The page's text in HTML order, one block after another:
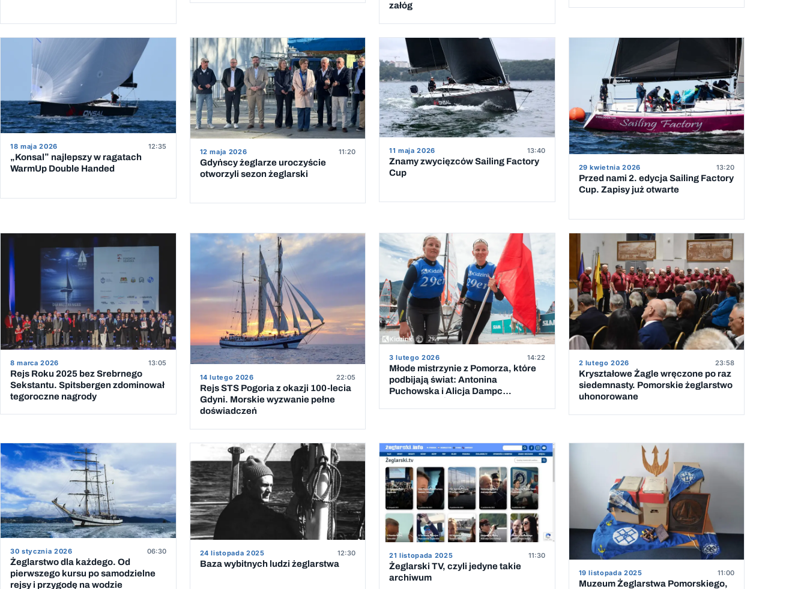
załóg
18 maja 2026 12:35
„Konsal” najlepszy w ragatach
WarmUp Double Handed
12 maja 2026 11:20
Gdyńscy żeglarze uroczyście
otworzyli sezon żeglarski
11 maja 2026 13:40
Znamy zwycięzców Sailing Factory
Cup
29 kwietnia 2026 13:20
Przed nami 2. edycja Sailing Factory
Cup. Zapisy już otwarte
8 marca 2026 13:05
Rejs Roku 2025 bez Srebrnego
Sekstantu. Spitsbergen zdominował
tegoroczne nagrody
14 lutego 2026 22:05
Rejs STS Pogoria z okazji 100-lecia
Gdyni. Morskie wyzwanie pełne
doświadczeń
3 lutego 2026 14:22
Młode mistrzynie z Pomorza, które
podbijają świat: Antonina
Puchowska i Alicja Dampc
2 lutego 2026 23:58
Kryształowe Żagle wręczone po raz
siedemnasty. Pomorskie żeglarstwo
uhonorowane
30 stycznia 2026 06:30
Żeglarstwo dla każdego. Od
pierwszego kursu po samodzielne
rejsy i przygodę na wodzie
24 listopada 2025 12:30
Baza wybitnych ludzi żeglarstwa
21 listopada 2025 11:30
Żeglarski TV, czyli jedyne takie
archiwum
19 listopada 2025 11:00
Muzeum Żeglarstwa Pomorskiego,